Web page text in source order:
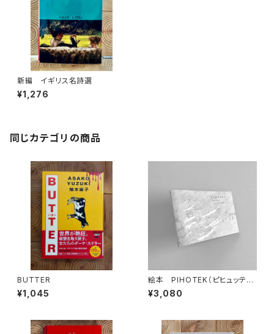
新編 イギリス名詩選
¥1,276
同じカテゴリの商品
BUTTER
¥1,045
絵本 PIHOTEK（ピヒュッティ）
北極を風と歩く
¥3,080